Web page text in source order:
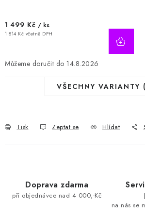
1 499 Kč / ks
1 814 Kč včetně DPH
14.8.2026
VŠECHNY VARIANTY
Tisk Zeptat se Hlídat
Doprava zdarma
při objednávce nad 4 000,-Kč
na nás se